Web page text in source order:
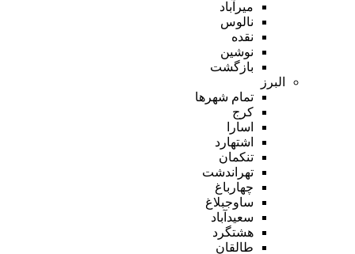
میرآباد
نالوس
نقده
نوشین
بازگشت
البرز
تمام شهر‌ها
کرج
اسارا
اشتهارد
تنکمان
تهراندشت
چهارباغ
ساوجبلاغ
سعیدآباد
هشتگرد
طالقان